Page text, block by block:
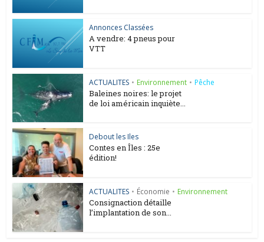
Annonces Classées
A vendre: 4 pneus pour
VTT
ACTUALITES • Environnement • Pêche
Baleines noires: le projet
de loi américain inquiète...
Debout les Iles
Contes en Îles : 25e
édition!
ACTUALITES • Économie • Environnement
Consignaction détaille
l’implantation de son...